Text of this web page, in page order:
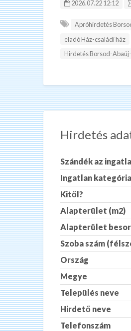
2026.07.22 12:12
Apróhirdetés
eladó Ház-családi ház
Hirdetés Borsod-
Hirdetés
Szándék az
Ingatlan kategória
Kitől?
Alapterület (m2)
Alapterület
Szoba szám
Ország
Megye
Település neve
Hirdető neve
Telefonszám